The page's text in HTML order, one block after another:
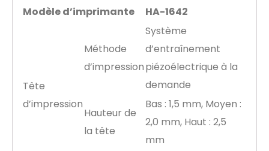
Modèle d’imprimante HA-1642
Tête
d’impression
Méthode
d’impression
Système
d’entraînement
piézoélectrique à la
demande
Hauteur de
la tête
Bas : 1,5 mm, Moyen :
2,0 mm, Haut : 2,5
mm